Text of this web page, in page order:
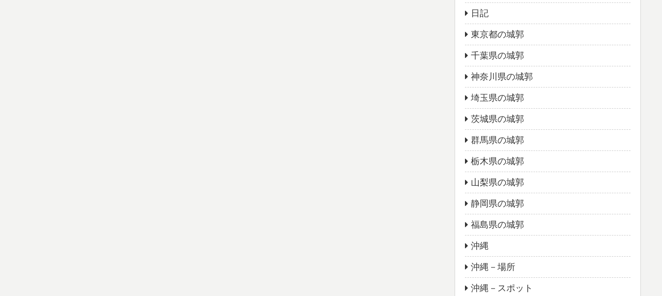
日記
東京都の城郭
千葉県の城郭
神奈川県の城郭
埼玉県の城郭
茨城県の城郭
群馬県の城郭
栃木県の城郭
山梨県の城郭
静岡県の城郭
福島県の城郭
沖縄
沖縄－場所
沖縄－スポット